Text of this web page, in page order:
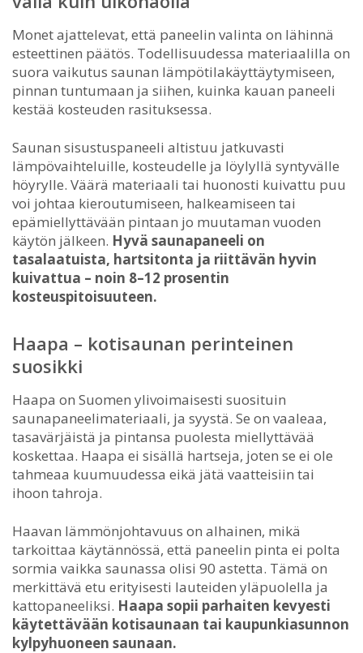
Monet ajattelevat, että paneelin valinta on lähinnä
esteettinen päätös. Todellisuudessa materiaalilla on
suora vaikutus saunan lämpötilakäyttäytymiseen,
pinnan tuntumaan ja siihen, kuinka kauan paneeli
kestää kosteuden rasituksessa.
Saunan sisustuspaneeli altistuu jatkuvasti
lämpövaihteluille, kosteudelle ja löylyllä syntyvälle
höyrylle. Väärä materiaali tai huonosti kuivattu puu
voi johtaa kieroutumiseen, halkeamiseen tai
epämiellyttävään pintaan jo muutaman vuoden
käytön jälkeen. Hyvä saunapaneeli on
tasalaatuista, hartsitonta ja riittävän hyvin
kuivattua – noin 8–12 prosentin
kosteuspitoisuuteen.
Haapa – kotisaunan perinteinen
suosikki
Haapa on Suomen ylivoimaisesti suosituin
saunapaneelimateriaali, ja syystä. Se on vaaleaa,
tasavärjäistä ja pintansa puolesta miellyttävää
koskettaa. Haapa ei sisällä hartseja, joten se ei ole
tahmeaa kuumuudessa eikä jätä vaatteisiin tai
ihoon tahroja.
Haavan lämmönjohtavuus on alhainen, mikä
tarkoittaa käytännössä, että paneelin pinta ei polta
sormia vaikka saunassa olisi 90 astetta. Tämä on
merkittävä etu erityisesti lauteiden yläpuolella ja
kattopaneeliksi. Haapa sopii parhaiten kevyesti
käytettävään kotisaunaan tai kaupunkiasunnon
kylpyhuoneen saunaan.